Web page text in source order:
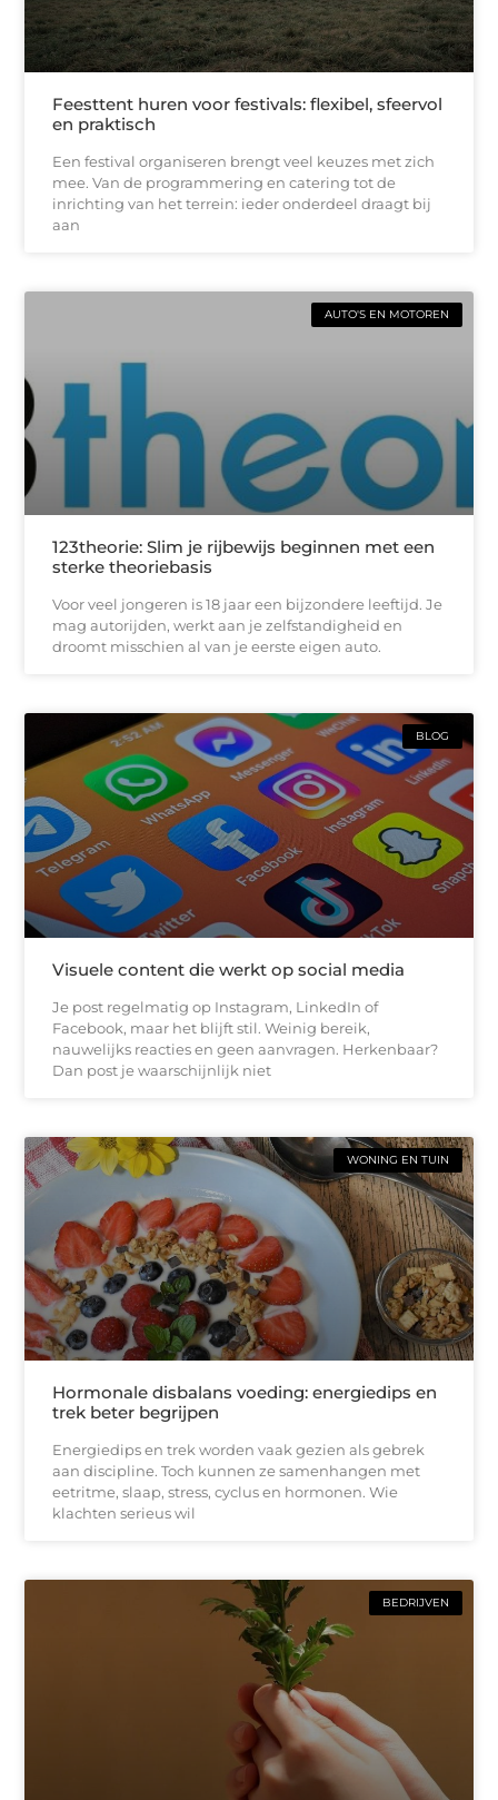
Feesttent huren voor festivals: flexibel, sfeervol
en praktisch
Een festival organiseren brengt veel keuzes met zich
mee. Van de programmering en catering tot de
inrichting van het terrein: ieder onderdeel draagt bij
aan
AUTO'S EN MOTOREN
123theorie: Slim je rijbewijs beginnen met een
sterke theoriebasis
Voor veel jongeren is 18 jaar een bijzondere leeftijd. Je
mag autorijden, werkt aan je zelfstandigheid en
droomt misschien al van je eerste eigen auto.
BLOG
Visuele content die werkt op social media
Je post regelmatig op Instagram, LinkedIn of
Facebook, maar het blijft stil. Weinig bereik,
nauwelijks reacties en geen aanvragen. Herkenbaar?
Dan post je waarschijnlijk niet
WONING EN TUIN
Hormonale disbalans voeding: energiedips en
trek beter begrijpen
Energiedips en trek worden vaak gezien als gebrek
aan discipline. Toch kunnen ze samenhangen met
eetritme, slaap, stress, cyclus en hormonen. Wie
klachten serieus wil
BEDRIJVEN